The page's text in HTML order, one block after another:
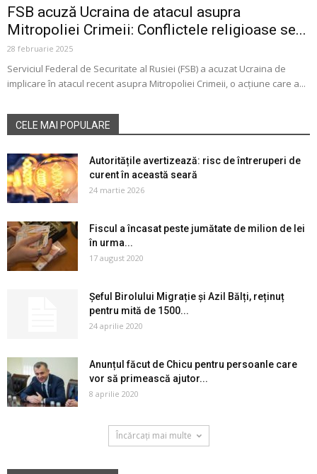
FSB acuză Ucraina de atacul asupra
Mitropoliei Crimeii: Conflictele religioase se...
28 februarie 2025
Serviciul Federal de Securitate al Rusiei (FSB) a acuzat Ucraina de
implicare în atacul recent asupra Mitropoliei Crimeii, o acțiune care a...
CELE MAI POPULARE
Autoritățile avertizează: risc de întreruperi de
curent în această seară
24 martie 2026
Fiscul a încasat peste jumătate de milion de lei
în urma...
17 august 2020
Șeful Birolului Migrație și Azil Bălți, reținuț
pentru mită de 1500...
24 aprilie 2020
Anunțul făcut de Chicu pentru persoanle care
vor să primească ajutor...
8 aprilie 2020
Încărcați mai multe